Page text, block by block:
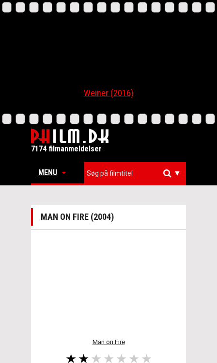
Weiner (2016)
7174 filmanmeldelser
MENU ▼
MAN ON FIRE (2004)
Man on Fire